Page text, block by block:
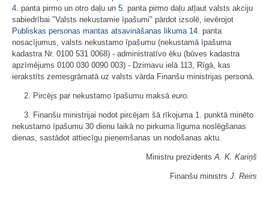
4. panta pirmo un otro daļu un 5. panta pirmo daļu atļaut valsts akciju
sabiedrībai "Valsts nekustamie īpašumi" pārdot izsolē, ievērojot
Publiskas personas mantas atsavināšanas likuma 14. panta
nosacījumus, valsts nekustamo īpašumu (nekustamā īpašuma
kadastra Nr. 0100 531 0068) - administratīvo ēku (būves kadastra
apzīmējums 0100 030 0090 003) - Dzirnavu ielā 113, Rīgā, kas
ierakstīts zemesgrāmatā uz valsts vārda Finanšu ministrijas personā.
2. Pircējs par nekustamo īpašumu maksā euro.
3. Finanšu ministrijai nodot pircējam šā rīkojuma 1. punktā minēto
nekustamo īpašumu 30 dienu laikā no pirkuma līguma noslēgšanas
dienas, sastādot attiecīgu pieņemšanas un nodošanas aktu.
Ministru prezidentsA. K. Kariņš
Finanšu ministrs J. Reirs